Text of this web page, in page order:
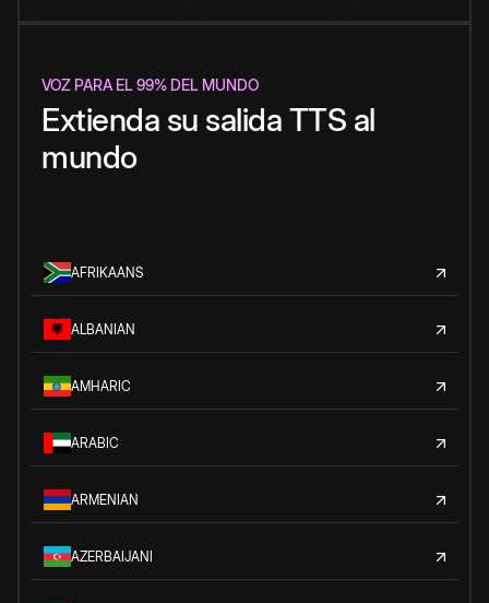
VOZ PARA EL 99% DEL MUNDO
Extienda su salida TTS al
mundo
AFRIKAANS
ALBANIAN
AMHARIC
ARABIC
ARMENIAN
AZERBAIJANI